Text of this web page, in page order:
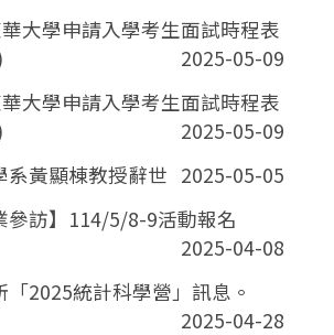
大學申請入學考生面試時程表
2025-05-09
大學申請入學考生面試時程表
2025-05-09
系黃顯棟教授辭世 2025-05-05
參訪】114/5/8-9活動報名
2025-04-08
「2025統計科學營」訊息。
2025-04-28